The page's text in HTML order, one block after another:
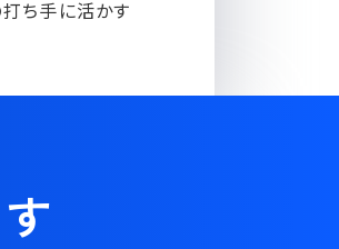
打ち手に活かす